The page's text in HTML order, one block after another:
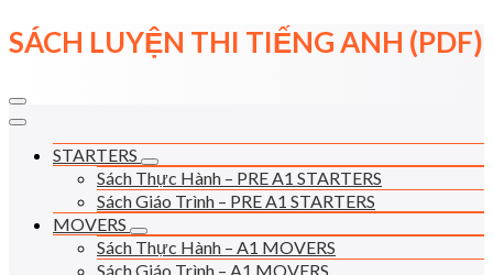
Skip
to
SÁCH LUYỆN THI TIẾNG ANH (PDF)
STARTERS
Sách Thực Hành – PRE A1 STARTERS
Sách Giáo Trình – PRE A1 STARTERS
MOVERS
Sách Thực Hành – A1 MOVERS
Sách Giáo Trình – A1 MOVERS